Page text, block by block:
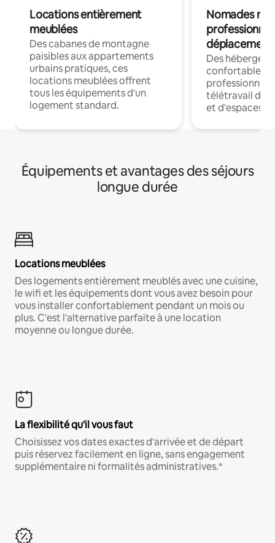
Locations entièrement
meublées
Des cabanes de montagne
paisibles aux appartements
urbains pratiques, ces
locations meublées offrent
tous les équipements d'un
logement standard.
Nomades
déplacement
Des
confortables
professionnels
télétravail
et d'espaces
Équipements et avantages des séjours
longue durée
Locations meublées
Des logements entièrement meublés avec une cuisine,
le wifi et les équipements dont vous avez besoin pour
vous installer confortablement pendant un mois ou
plus. C'est l'alternative parfaite à une location
moyenne ou longue durée.
La flexibilité qu'il vous faut
Choisissez vos dates exactes d'arrivée et de départ
puis réservez facilement en ligne, sans engagement
supplémentaire ni formalités administratives.*